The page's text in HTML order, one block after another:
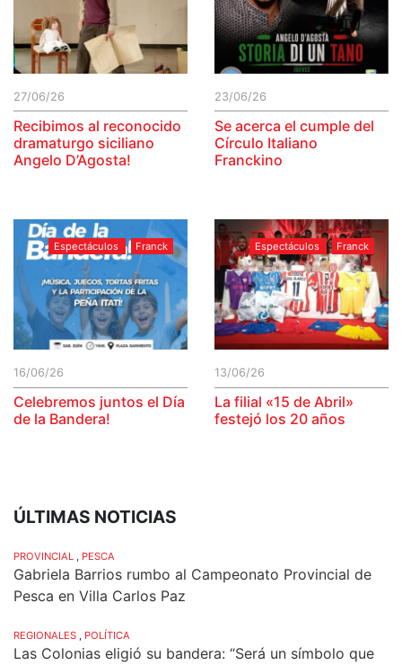
27/06/26
Recibimos al reconocido
dramaturgo siciliano
Angelo D’Agosta!
23/06/26
Se acerca el cumple del
Círculo Italiano
Franckino
Espectáculos Franck
16/06/26
Celebremos juntos el Día
de la Bandera!
Espectáculos Franck
13/06/26
La filial «15 de Abril»
festejó los 20 años
ÚLTIMAS NOTICIAS
PROVINCIAL , PESCA
Gabriela Barrios rumbo al Campeonato Provincial de
Pesca en Villa Carlos Paz
REGIONALES , POLÍTICA
Las Colonias eligió su bandera: “Será un símbolo que